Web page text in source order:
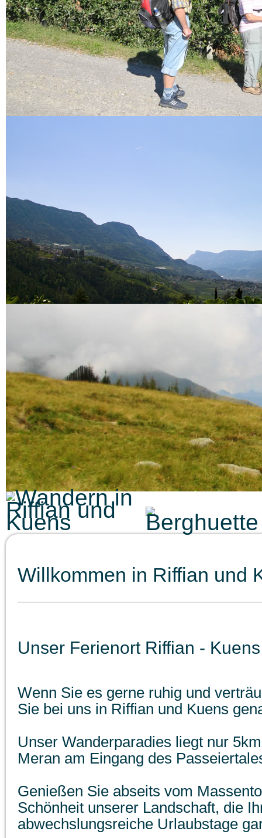
Willkommen in Riffian und
Unser Ferienort Riffian - Kuens
Wenn Sie es gerne ruhig und
Sie bei uns in Riffian und Kuens
Unser Wanderparadies liegt nur
Meran am Eingang des
Genießen Sie abseits vom
Schönheit unserer Landschaft, die
abwechslungsreiche Urlaubstage